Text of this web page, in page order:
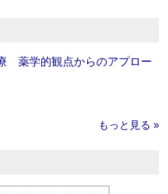
薬学的観点からのアプロー
もっと見る »